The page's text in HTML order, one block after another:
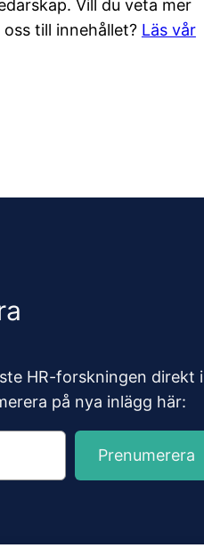
Vill du veta mer
till innehållet? Läs vår
HR-forskningen direkt i
på nya inlägg här: